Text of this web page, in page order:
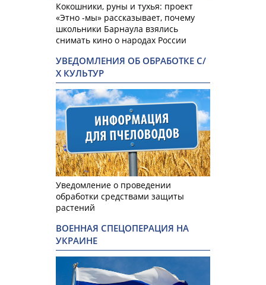
Кокошники, руны и тухья: проект
«Этно -мы» рассказывает, почему
школьники Барнаула взялись
снимать кино о народах России
УВЕДОМЛЕНИЯ ОБ ОБРАБОТКЕ С/
Х КУЛЬТУР
Уведомление о проведении
обработки средствами защиты
растений
ВОЕННАЯ СПЕЦОПЕРАЦИЯ НА
УКРАИНЕ